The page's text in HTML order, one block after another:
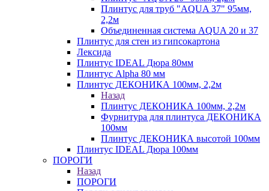
Плинтус для труб "AQUA 37" 95мм,
2,2м
Объединенная система AQUA 20 и 37
Плинтус для стен из гипсокартона
Лексида
Плинтус IDEAL Дюра 80мм
Плинтус Alpha 80 мм
Плинтус ДЕКОНИКА 100мм, 2,2м
Назад
Плинтус ДЕКОНИКА 100мм, 2,2м
Фурнитура для плинтуса ДЕКОНИКА
100мм
Плинтус ДЕКОНИКА высотой 100мм
Плинтус IDEAL Дюра 100мм
ПОРОГИ
Назад
ПОРОГИ